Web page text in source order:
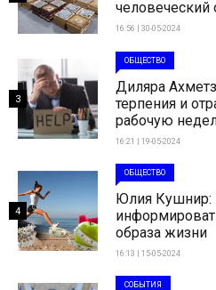
человеческий
16:56 | 30-05-2024
ОБЩЕСТВО
Диляра
терпения и
рабочую
16:21 | 19-05-2024
3
ОБЩЕСТВО
Юлия Кушнир:
образа жизни
16:13 | 15-05-2024
4
СОБЫТИЯ